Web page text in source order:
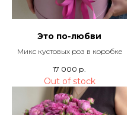
Это по-любви
Микс кустовых роз в коробке
17 000 р.
Out of stock